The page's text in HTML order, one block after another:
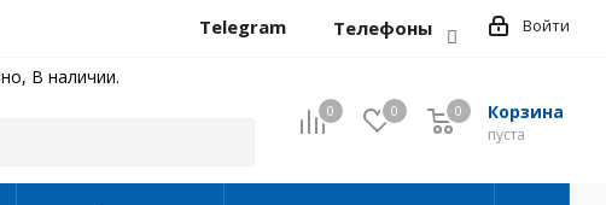
Войти
Telegram Телефоны
В наличии.
0 0 Корзина
0
пуста
0